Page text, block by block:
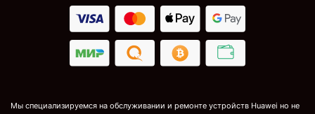
Мы специализируемся на обслуживании и ремонте устройств Huawei но не